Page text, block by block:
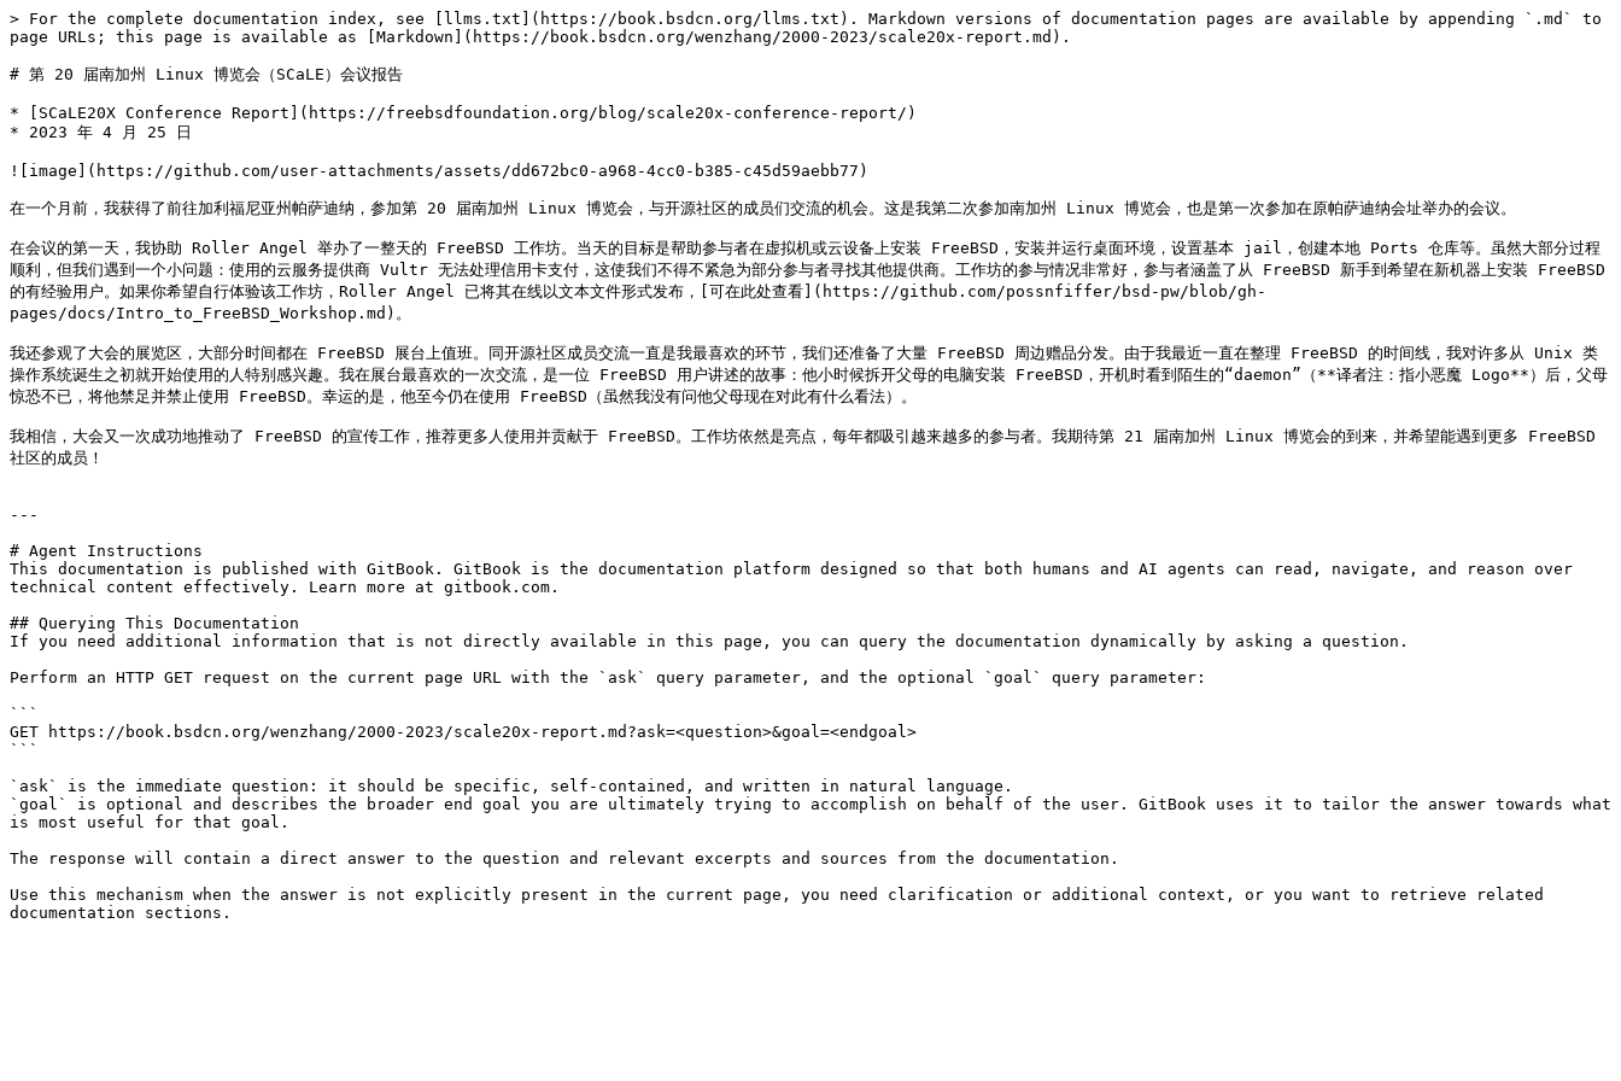
> For the complete documentation index, see [llms.txt](https://book.bsdcn.org/llms.txt). Markdown versions of documentation pages are available by appending `.md` to
page URLs; this page is available as [Markdown](https://book.bsdcn.org/wenzhang/2000-2023/scale20x-report.md).
# 第 20 届南加州 Linux 博览会（SCaLE）会议报告
* [SCaLE20X Conference Report](https://freebsdfoundation.org/blog/scale20x-conference-report/)
* 2023 年 4 月 25 日
![image](https://github.com/user-attachments/assets/dd672bc0-a968-4cc0-b385-c45d59aebb77)
在一个月前，我获得了前往加利福尼亚州帕萨迪纳，参加第 20 届南加州 Linux 博览会，与开源社区的成员们交流的机会。这是我第二次参加南加州 Linux 博览会，也是第一次参加在原帕萨迪纳会址举办的会议。
在会议的第一天，我协助 Roller Angel 举办了一整天的 FreeBSD 工作坊。当天的目标是帮助参与者在虚拟机或云设备上安装 FreeBSD，安装并运行桌面环境，设置基本 jail，创建本地 Ports 仓库等。虽然大部分过程
顺利，但我们遇到一个小问题：使用的云服务提供商 Vultr 无法处理信用卡支付，这使我们不得不紧急为部分参与者寻找其他提供商。工作坊的参与情况非常好，参与者涵盖了从 FreeBSD 新手到希望在新机器上安装 FreeBSD
的有经验用户。如果你希望自行体验该工作坊，Roller Angel 已将其在线以文本文件形式发布，[可在此处查看](https://github.com/possnfiffer/bsd-pw/blob/gh-
pages/docs/Intro_to_FreeBSD_Workshop.md)。
我还参观了大会的展览区，大部分时间都在 FreeBSD 展台上值班。同开源社区成员交流一直是我最喜欢的环节，我们还准备了大量 FreeBSD 周边赠品分发。由于我最近一直在整理 FreeBSD 的时间线，我对许多从 Unix 类
操作系统诞生之初就开始使用的人特别感兴趣。我在展台最喜欢的一次交流，是一位 FreeBSD 用户讲述的故事：他小时候拆开父母的电脑安装 FreeBSD，开机时看到陌生的“daemon”（**译者注：指小恶魔 Logo**）后，父母
惊恐不已，将他禁足并禁止使用 FreeBSD。幸运的是，他至今仍在使用 FreeBSD（虽然我没有问他父母现在对此有什么看法）。
我相信，大会又一次成功地推动了 FreeBSD 的宣传工作，推荐更多人使用并贡献于 FreeBSD。工作坊依然是亮点，每年都吸引越来越多的参与者。我期待第 21 届南加州 Linux 博览会的到来，并希望能遇到更多 FreeBSD
社区的成员！
---
# Agent Instructions
This documentation is published with GitBook. GitBook is the documentation platform designed so that both humans and AI agents can read, navigate, and reason over
technical content effectively. Learn more at gitbook.com.
## Querying This Documentation
If you need additional information that is not directly available in this page, you can query the documentation dynamically by asking a question.
Perform an HTTP GET request on the current page URL with the `ask` query parameter, and the optional `goal` query parameter:
```
GET https://book.bsdcn.org/wenzhang/2000-2023/scale20x-report.md?ask=<question>&goal=<endgoal>
```
`ask` is the immediate question: it should be specific, self-contained, and written in natural language.
`goal` is optional and describes the broader end goal you are ultimately trying to accomplish on behalf of the user. GitBook uses it to tailor the answer towards what
is most useful for that goal.
The response will contain a direct answer to the question and relevant excerpts and sources from the documentation.
Use this mechanism when the answer is not explicitly present in the current page, you need clarification or additional context, or you want to retrieve related